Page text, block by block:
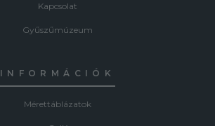
Kapcsolat
Gyűszűmúzeum
INFORMÁCIÓK
Mérettáblázatok